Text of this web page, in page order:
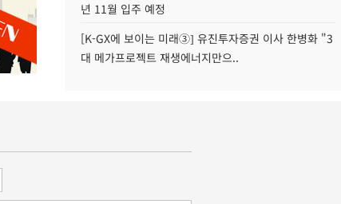
년 11월 입주 예정
[K-GX에 보이는 미래③] 유진투자증권 이사 한병화 "3
대 메가프로젝트 재생에너지만으..